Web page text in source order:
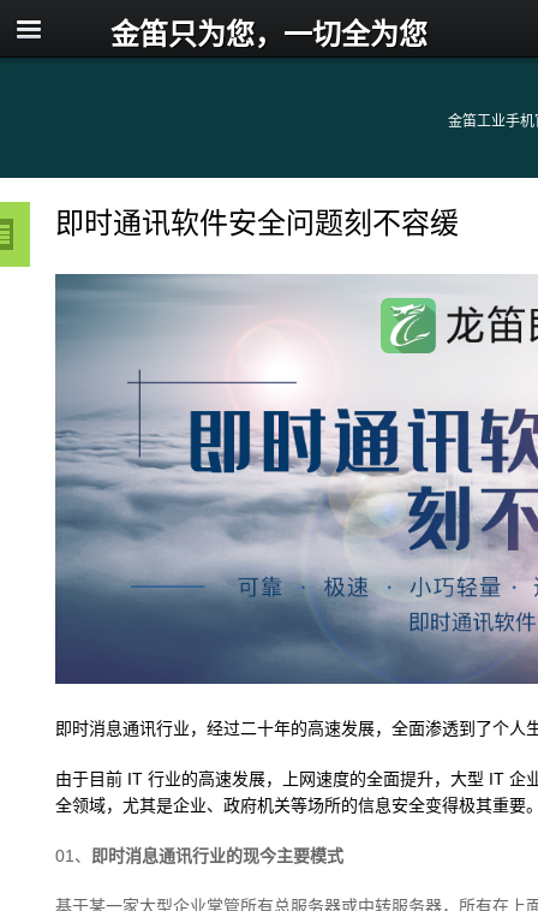
金笛工业手机
金笛只为您，一切全为您
即时通讯软件安全问题刻不容缓
即时消息通讯行业，经过二十年的高速发展，全面渗透到了个
由于目前 IT 行业的高速发展，上网速度的全面提升，大型 IT
全领域，尤其是企业、政府机关等场所的信息安全变得极其重要
01、 即时消息通讯行业的现今主要模式
基于某一家大型企业掌管所有总服务器或中转服务器，所有在